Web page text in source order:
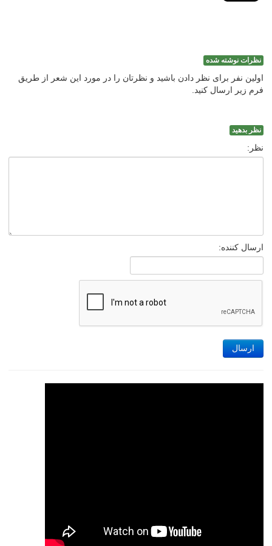
نظرات نوشته شده
اولین نفر برای نظر دادن باشید و نظرتان را در مورد این شعر از طریق
فرم زیر ارسال کنید.
نظر بدهید
نظر:
ارسال کننده:
ارسال